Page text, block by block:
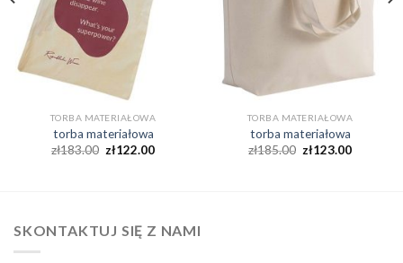
TORBA MATERIAŁOWA
torba materiałowa
zł183.00 zł122.00
TORBA MATERIAŁOWA
torba materiałowa
zł185.00 zł123.00
SKONTAKTUJ SIĘ Z NAMI